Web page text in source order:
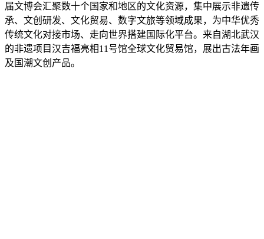
届文博会汇聚数十个国家和地区的文化资源，集中展示非遗传
承、文创研发、文化贸易、数字文旅等领域成果，为中华优秀
传统文化对接市场、走向世界搭建国际化平台。来自湖北武汉
的非遗项目汉吉福亮相11号馆全球文化贸易馆，展出古法年画
及国潮文创产品。